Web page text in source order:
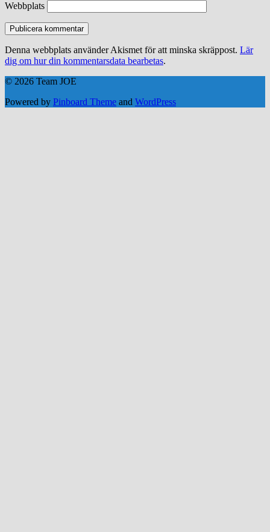
Webbplats
Denna webbplats använder Akismet för att minska skräppost. Lär
dig om hur din kommentarsdata bearbetas.
© 2026 Team JOE
Powered by Pinboard Theme and WordPress